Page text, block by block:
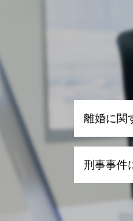
離婚に関
離婚 合
親権と
親権と
親権と
刑事事件
刑事事